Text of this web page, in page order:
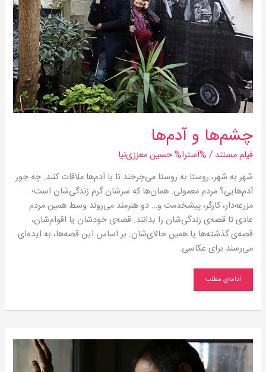
چشم‌ها و آدم‌ها
فیلم مستند / %آسترا%حسین معززی‌نیا
شهر به شهر، روستا به روستا می‌چرخند تا با آدم‌ها ملاقات کنند. چه جور
آدم‌هایی؟ مردم معمولی. همان‌ها که سرشان گرم زندگی‌شان است؛
مزرعه‌دار، کارگر، پیشخدمت و… دو هنرمند می‌روند وسط همین مردم
عادی تا قصه‌ی زندگی‌شان را بدانند. قصه‌ی خودشان یا اقوام‌شان،
قصه‌ی گذشته‌‌‌ها یا همین حالای‌شان. بر اساس این قصه‌ها، به ایده‌ای
می‌رسند برای عکاسی.
ادامه‌ی مطلب
زخم‌های
پنهان
خاورمیانه